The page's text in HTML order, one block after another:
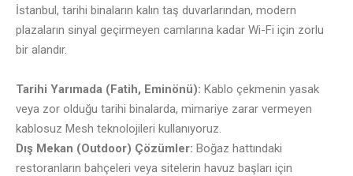
İstanbul, tarihi binaların kalın taş duvarlarından, modern
plazaların sinyal geçirmeyen camlarına kadar Wi-Fi için zorlu
bir alandır.
Tarihi Yarımada (Fatih, Eminönü): Kablo çekmenin yasak
veya zor olduğu tarihi binalarda, mimariye zarar vermeyen
kablosuz Mesh teknolojileri kullanıyoruz.
Dış Mekan (Outdoor) Çözümler: Boğaz hattındaki
restoranların bahçeleri veya sitelerin havuz başları için